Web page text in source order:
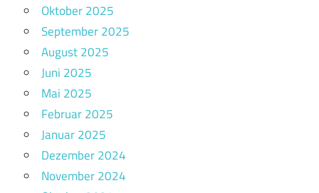
Oktober 2025
September 2025
August 2025
Juni 2025
Mai 2025
Februar 2025
Januar 2025
Dezember 2024
November 2024